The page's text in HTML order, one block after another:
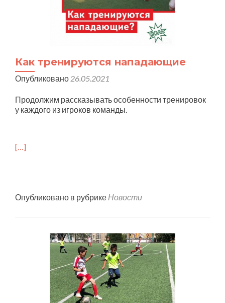
Как тренируются нападающие
Опубликовано 26.05.2021
Продолжим рассказывать особенности тренировок
у каждого из игроков команды.
[…]
Опубликовано в рубрикеНовости